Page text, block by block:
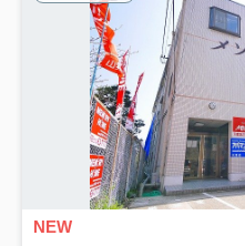
NEW